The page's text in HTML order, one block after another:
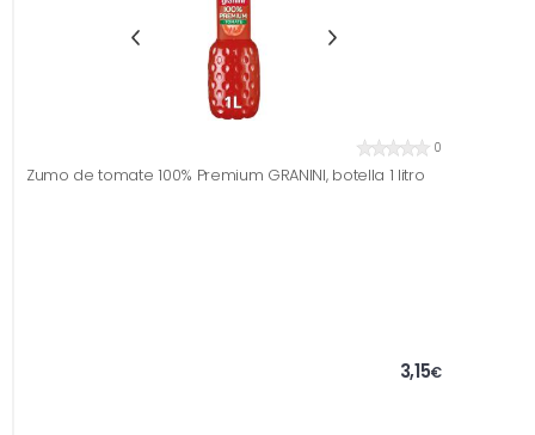
0
Zumo de tomate 100% Premium GRANINI, botella 1 litro
3,15€